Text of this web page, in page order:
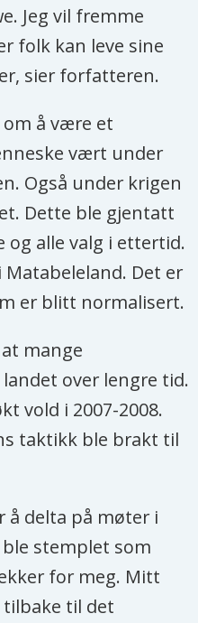
Jeg vil fremme
folk kan leve sine
sier forfatteren.
om å være et
vært under
Også under krigen
Dette ble gjentatt
og alle valg i ettertid.
Det er
er blitt normalisert.
mange
over lengre tid.
vold i 2007-2008.
taktikk ble brakt til
å delta på møter i
stemplet som
for meg. Mitt
til det